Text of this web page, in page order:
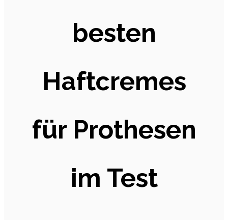
besten
Haftcremes
für Prothesen
im Test